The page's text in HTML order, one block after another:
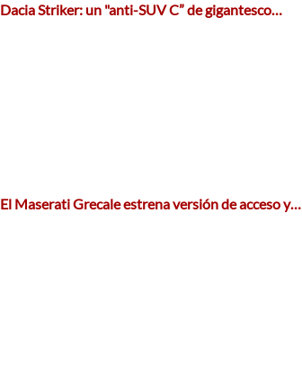
Dacia Striker: un "anti-SUV C” de gigantesco…
El Maserati Grecale estrena versión de acceso y…